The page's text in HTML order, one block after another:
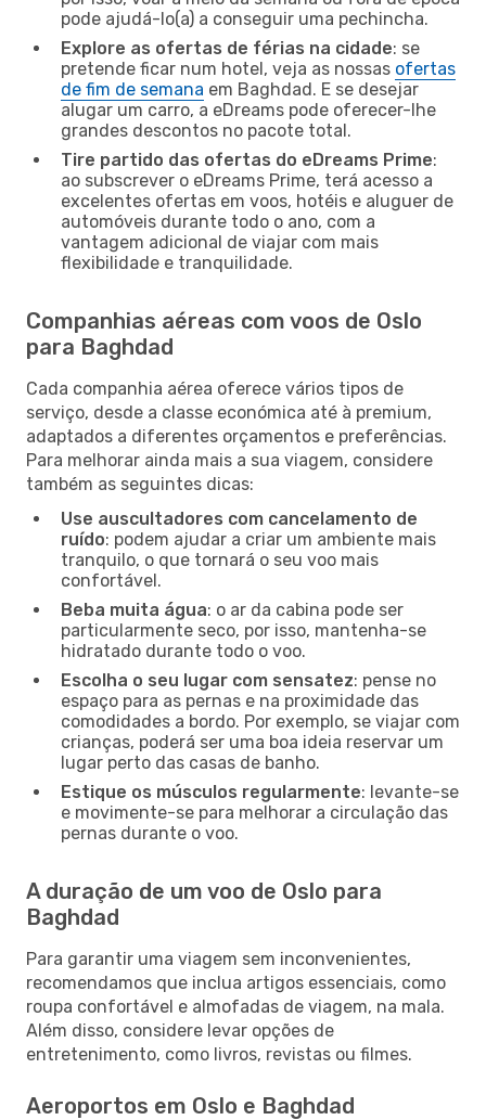
pode ajudá-lo(a) a conseguir uma pechincha.
Explore as ofertas de férias na cidade: se
pretende ficar num hotel, veja as nossas ofertas
de fim de semana em Baghdad. E se desejar
alugar um carro, a eDreams pode oferecer-lhe
grandes descontos no pacote total.
Tire partido das ofertas do eDreams Prime:
ao subscrever o eDreams Prime, terá acesso a
excelentes ofertas em voos, hotéis e aluguer de
automóveis durante todo o ano, com a
vantagem adicional de viajar com mais
flexibilidade e tranquilidade.
Companhias aéreas com voos de Oslo
para Baghdad
Cada companhia aérea oferece vários tipos de
serviço, desde a classe económica até à premium,
adaptados a diferentes orçamentos e preferências.
Para melhorar ainda mais a sua viagem, considere
também as seguintes dicas:
Use auscultadores com cancelamento de
ruído: podem ajudar a criar um ambiente mais
tranquilo, o que tornará o seu voo mais
confortável.
Beba muita água: o ar da cabina pode ser
particularmente seco, por isso, mantenha-se
hidratado durante todo o voo.
Escolha o seu lugar com sensatez: pense no
espaço para as pernas e na proximidade das
comodidades a bordo. Por exemplo, se viajar com
crianças, poderá ser uma boa ideia reservar um
lugar perto das casas de banho.
Estique os músculos regularmente: levante-se
e movimente-se para melhorar a circulação das
pernas durante o voo.
A duração de um voo de Oslo para
Baghdad
Para garantir uma viagem sem inconvenientes,
recomendamos que inclua artigos essenciais, como
roupa confortável e almofadas de viagem, na mala.
Além disso, considere levar opções de
entretenimento, como livros, revistas ou filmes.
Aeroportos em Oslo e Baghdad